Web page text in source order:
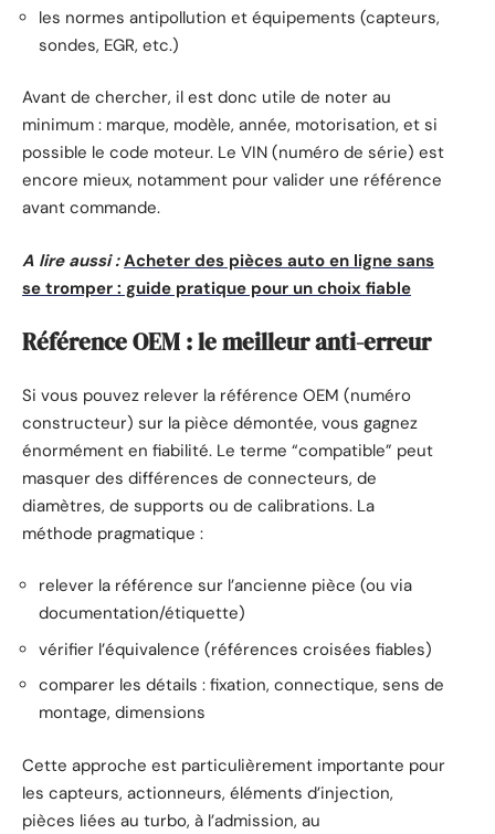
les normes antipollution et équipements (capteurs,
sondes, EGR, etc.)
Avant de chercher, il est donc utile de noter au
minimum : marque, modèle, année, motorisation, et si
possible le code moteur. Le VIN (numéro de série) est
encore mieux, notamment pour valider une référence
avant commande.
A lire aussi : Acheter des pièces auto en ligne sans
se tromper : guide pratique pour un choix fiable
Référence OEM : le meilleur anti-erreur
Si vous pouvez relever la référence OEM (numéro
constructeur) sur la pièce démontée, vous gagnez
énormément en fiabilité. Le terme “compatible” peut
masquer des différences de connecteurs, de
diamètres, de supports ou de calibrations. La
méthode pragmatique :
relever la référence sur l’ancienne pièce (ou via
documentation/étiquette)
vérifier l’équivalence (références croisées fiables)
comparer les détails : fixation, connectique, sens de
montage, dimensions
Cette approche est particulièrement importante pour
les capteurs, actionneurs, éléments d’injection,
pièces liées au turbo, à l’admission, au